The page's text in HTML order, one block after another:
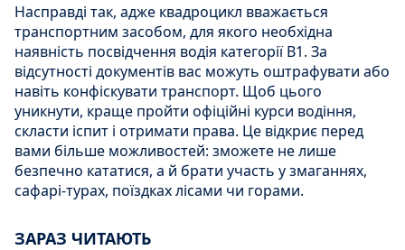
Насправді так, адже квадроцикл вважається
транспортним засобом, для якого необхідна
наявність посвідчення водія категорії В1. За
відсутності документів вас можуть оштрафувати або
навіть конфіскувати транспорт. Щоб цього
уникнути, краще пройти офіційні курси водіння,
скласти іспит і отримати права. Це відкриє перед
вами більше можливостей: зможете не лише
безпечно кататися, а й брати участь у змаганнях,
сафарі-турах, поїздках лісами чи горами.
ЗАРАЗ ЧИТАЮТЬ